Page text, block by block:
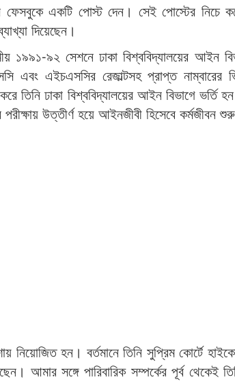
ফেসবুকে একটি পোস্ট দেন। সেই পোস্টের নিচে
দিয়েছেন।
১৯৯১-৯২ সেশনে ঢাকা বিশ্ববিদ্যালয়ের আইন
এবং এইচএসসির রেজাল্টসহ প্রাপ্ত নাম্বারের
তিনি ঢাকা বিশ্ববিদ্যালয়ের আইন বিভাগে
উত্তীর্ণ হয়ে আইনজীবী হিসেবে কর্মজীবন
নিয়োজিত হন। বর্তমানে তিনি সুপ্রিম কোর্টে
আমার সঙ্গে পারিবারিক সম্পর্কের পূর্ব থেকেই